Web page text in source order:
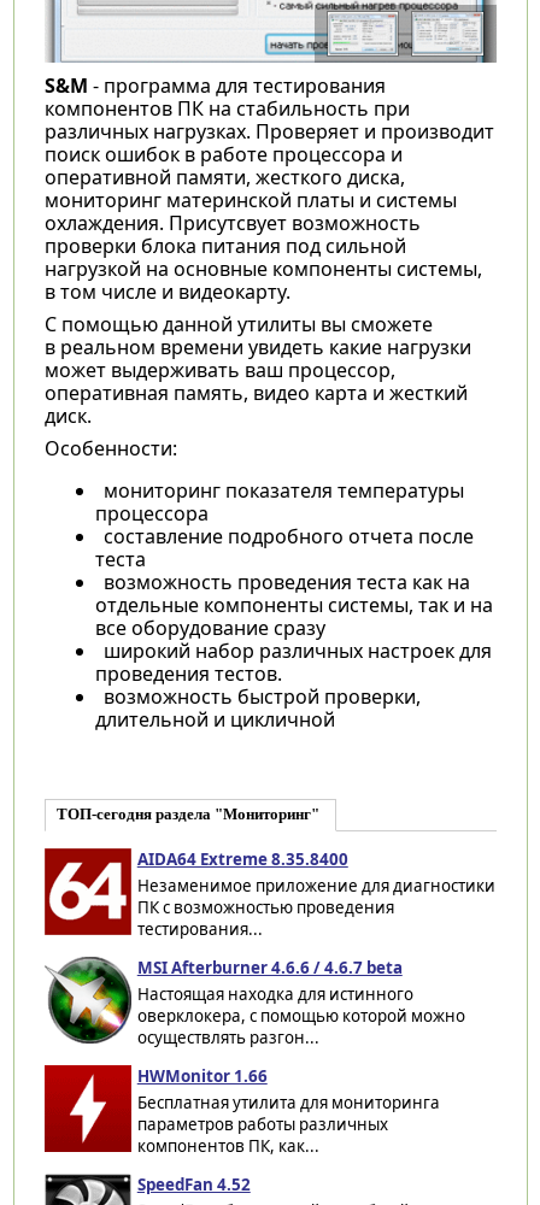
S&M - программа для тестирования
компонентов ПК на стабильность при
различных нагрузках. Проверяет и производит
поиск ошибок в работе процессора и
оперативной памяти, жесткого диска,
мониторинг материнской платы и системы
охлаждения. Присутсвует возможность
проверки блока питания под сильной
нагрузкой на основные компоненты системы,
в том числе и видеокарту.
С помощью данной утилиты вы сможете
в реальном времени увидеть какие нагрузки
может выдерживать ваш процессор,
оперативная память, видео карта и жесткий
диск.
Особенности:
мониторинг показателя температуры
процессора
составление подробного отчета после
теста
возможность проведения теста как на
отдельные компоненты системы, так и на
все оборудование сразу
широкий набор различных настроек для
проведения тестов.
​возможность быстрой проверки,
длительной и цикличной
ТОП-сегодня раздела "Мониторинг"
AIDA64 Extreme 8.35.8400
Незаменимое приложение для диагностики
ПК с возможностью проведения
тестирования...
MSI Afterburner 4.6.6 / 4.6.7 beta
Настоящая находка для истинного
оверклокера, с помощью которой можно
осуществлять разгон...
HWMonitor 1.66
Бесплатная утилита для мониторинга
параметров работы различных
компонентов ПК, как...
SpeedFan 4.52